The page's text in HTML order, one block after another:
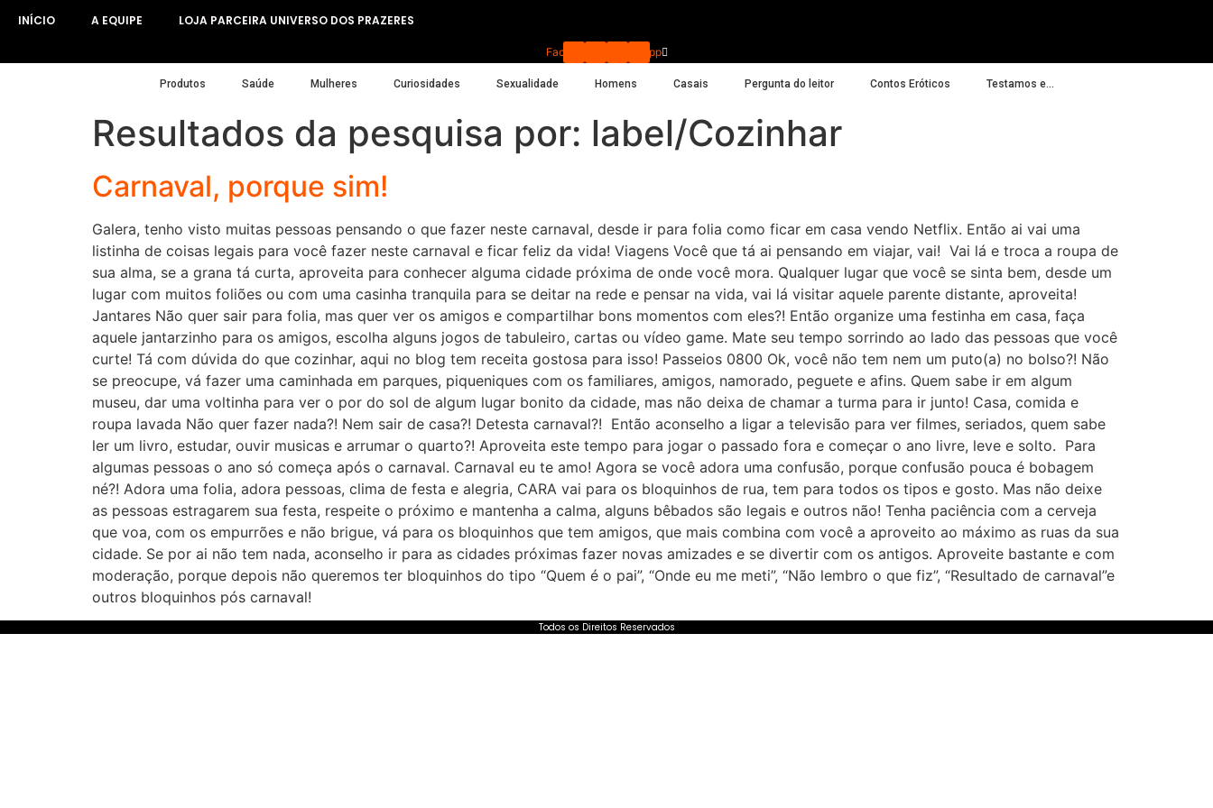
INÍCIO A EQUIPE LOJA PARCEIRA UNIVERSO DOS PRAZERES
Facebook Whatsapp
Produtos Saúde Mulheres Curiosidades Sexualidade Homens Casais Pergunta do leitor Contos Eróticos Testamos e…
Resultados da pesquisa por: label/Cozinhar
Carnaval, porque sim!
Galera, tenho visto muitas pessoas pensando o que fazer neste carnaval, desde ir para folia como ficar em casa vendo Netflix. Então ai vai uma
listinha de coisas legais para você fazer neste carnaval e ficar feliz da vida! Viagens Você que tá ai pensando em viajar, vai! Vai lá e troca a roupa de
sua alma, se a grana tá curta, aproveita para conhecer alguma cidade próxima de onde você mora. Qualquer lugar que você se sinta bem, desde um
lugar com muitos foliões ou com uma casinha tranquila para se deitar na rede e pensar na vida, vai lá visitar aquele parente distante, aproveita!
Jantares Não quer sair para folia, mas quer ver os amigos e compartilhar bons momentos com eles?! Então organize uma festinha em casa, faça
aquele jantarzinho para os amigos, escolha alguns jogos de tabuleiro, cartas ou vídeo game. Mate seu tempo sorrindo ao lado das pessoas que você
curte! Tá com dúvida do que cozinhar, aqui no blog tem receita gostosa para isso! Passeios 0800 Ok, você não tem nem um puto(a) no bolso?! Não
se preocupe, vá fazer uma caminhada em parques, piqueniques com os familiares, amigos, namorado, peguete e afins. Quem sabe ir em algum
museu, dar uma voltinha para ver o por do sol de algum lugar bonito da cidade, mas não deixa de chamar a turma para ir junto! Casa, comida e
roupa lavada Não quer fazer nada?! Nem sair de casa?! Detesta carnaval?! Então aconselho a ligar a televisão para ver filmes, seriados, quem sabe
ler um livro, estudar, ouvir musicas e arrumar o quarto?! Aproveita este tempo para jogar o passado fora e começar o ano livre, leve e solto. Para
algumas pessoas o ano só começa após o carnaval. Carnaval eu te amo! Agora se você adora uma confusão, porque confusão pouca é bobagem
né?! Adora uma folia, adora pessoas, clima de festa e alegria, CARA vai para os bloquinhos de rua, tem para todos os tipos e gosto. Mas não deixe
as pessoas estragarem sua festa, respeite o próximo e mantenha a calma, alguns bêbados são legais e outros não! Tenha paciência com a cerveja
que voa, com os empurrões e não brigue, vá para os bloquinhos que tem amigos, que mais combina com você a aproveito ao máximo as ruas da sua
cidade. Se por ai não tem nada, aconselho ir para as cidades próximas fazer novas amizades e se divertir com os antigos. Aproveite bastante e com
moderação, porque depois não queremos ter bloquinhos do tipo “Quem é o pai”, “Onde eu me meti”, “Não lembro o que fiz”, “Resultado de carnaval”e
outros bloquinhos pós carnaval!
Todos os Direitos Reservados